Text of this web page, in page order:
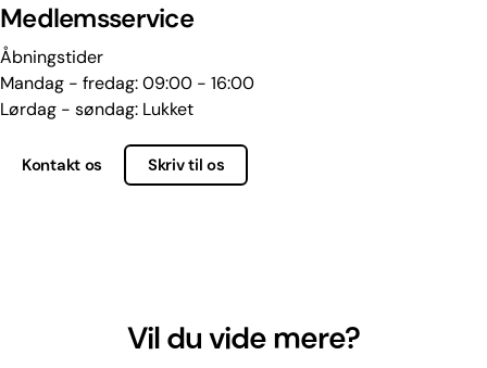
Medlemsservice
Åbningstider
Mandag - fredag: 09:00 - 16:00
Lørdag - søndag: Lukket
Kontakt os Skriv til os
Vil du vide mere?